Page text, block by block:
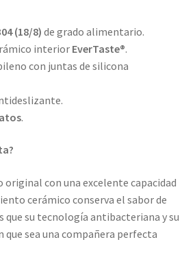
(18/8)de grado alimentario.
interior EverTaste®.
con juntas de silicona
.
original con una excelente capacidad
cerámico conserva el sabor de
que su tecnología antibacteriana y su
sea una compañera perfecta